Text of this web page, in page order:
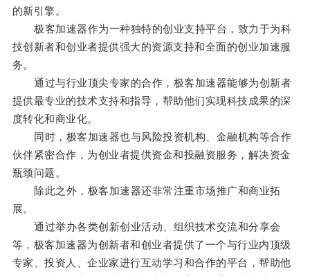
的新引擎。
极客加速器作为一种独特的创业支持平台，致力于为科
技创新者和创业者提供强大的资源支持和全面的创业加速服
务。
通过与行业顶尖专家的合作，极客加速器能够为创新者
提供最专业的技术支持和指导，帮助他们实现科技成果的深
度转化和商业化。
同时，极客加速器也与风险投资机构、金融机构等合作
伙伴紧密合作，为创业者提供资金和投融资服务，解决资金
瓶颈问题。
除此之外，极客加速器还非常注重市场推广和商业拓
展。
通过举办各类创新创业活动、组织技术交流和分享会
等，极客加速器为创新者和创业者提供了一个与行业内顶级
专家、投资人、企业家进行互动学习和合作的平台，帮助他